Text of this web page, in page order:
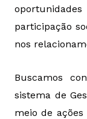
participação
nos
Buscamos
sistema de
meio de